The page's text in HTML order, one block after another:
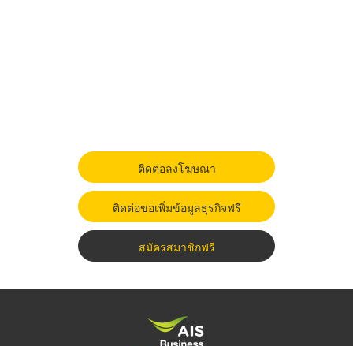
ติดต่อลงโฆษณา
ติดต่อขอเพิ่มข้อมูลธุรกิจฟรี
สมัครสมาชิกฟรี